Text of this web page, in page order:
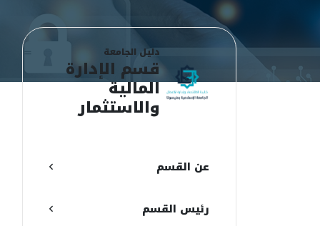
دليل الجامعة
قسم الإدارة
المالية
والاستثمار
عن القسم
رئيس القسم